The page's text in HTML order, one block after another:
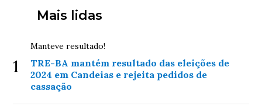
Mais lidas
1
Manteve resultado!
TRE-BA mantém resultado das eleições de
2024 em Candeias e rejeita pedidos de
cassação